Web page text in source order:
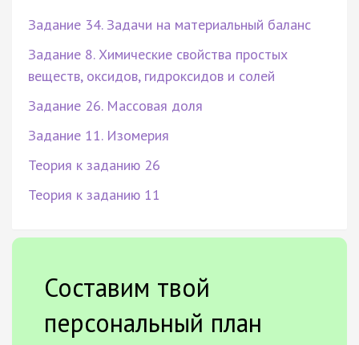
Задание 34. Задачи на материальный баланс
Задание 8. Химические свойства простых
веществ, оксидов, гидроксидов и солей
Задание 26. Массовая доля
Задание 11. Изомерия
Теория к заданию 26
Теория к заданию 11
Составим твой
персональный план